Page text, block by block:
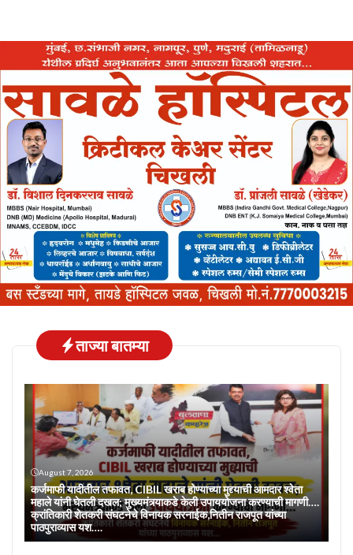
ताज्या बातम्या
August 7, 2026
कर्जमाफी यादीतील तफावत, CIBIL खराब होण्याच्या मुद्द्याची आमदार श्वेता
महाले यांनी घेतली दखल; मुख्यमंत्र्याकडे केली उपाययोजना करण्याची मागणी….
क्रांतिकारी शेतकरी संघटनेचे विनायक सरनाईक,नितीन राजपूत यांच्या
पाठपुराव्यास यश….